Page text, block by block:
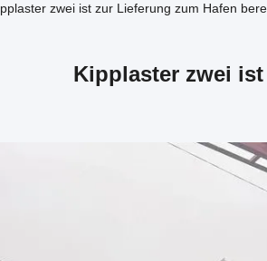
zwei ist zur Lieferung zum Hafen
Kipplaster zwei